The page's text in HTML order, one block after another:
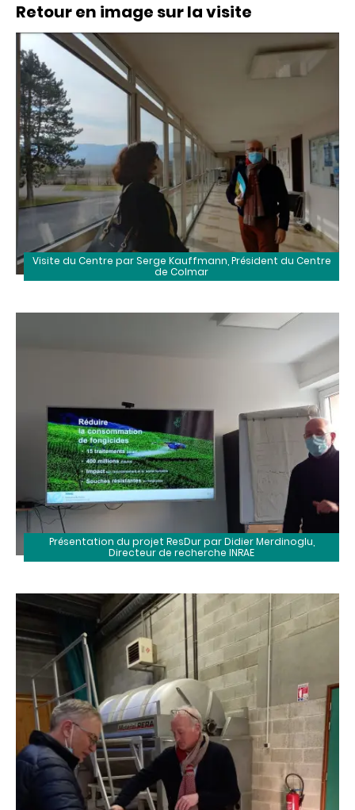
Retour en image sur la visite
Visite du Centre par Serge Kauffmann, Président du Centre
de Colmar
Présentation du projet ResDur par Didier Merdinoglu,
Directeur de recherche INRAE